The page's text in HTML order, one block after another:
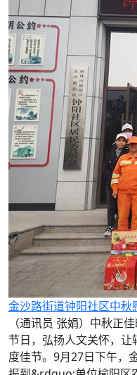
金沙路街道钟阳社区中
（通讯员 张娟）中秋正
节日，弘扬人文关怀，
度佳节。9月27日下午，